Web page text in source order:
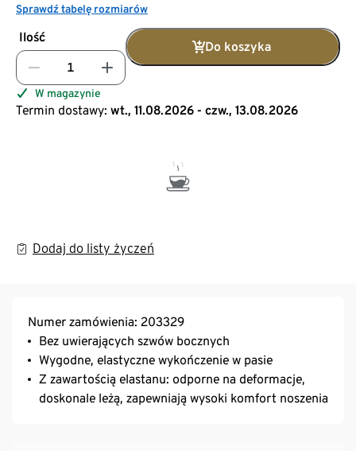
Sprawdź tabelę rozmiarów
Ilość
Do koszyka
W magazynie
Termin dostawy: wt., 11.08.2026 - czw., 13.08.2026
Dodaj do listy życzeń
Numer zamówienia: 203329
Bez uwierających szwów bocznych
Wygodne, elastyczne wykończenie w pasie
Z zawartością elastanu: odporne na deformacje,
doskonale leżą, zapewniają wysoki komfort noszenia